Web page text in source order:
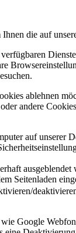
die auf
ablehnen
andere
auf unserer
Seitenladen
Google